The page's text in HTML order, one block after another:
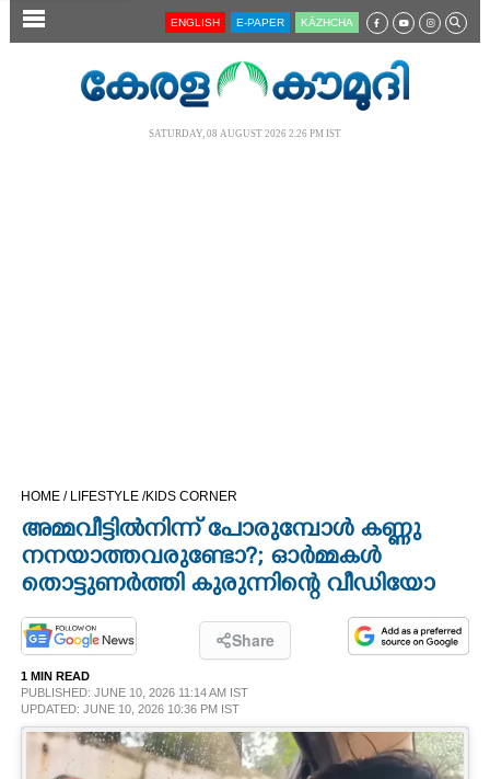
SECTIONS
OPINION
PHOTOS
LIFESTYLE
SPIRITUAL
ENGLISH E-PAPER KĀZHCHA
SATURDAY, 08 AUGUST 2026 2.26 PM IST
HOME / LIFESTYLE /KIDS CORNER
അമ്മവീട്ടിൽനിന്ന് പോരുമ്പോൾ കണ്ണു
നനയാത്തവരുണ്ടോ?; ഓർമ്മകൾ
തൊട്ടുണർത്തി കുരുന്നിന്റെ വീഡിയോ
Share
1 MIN READ
PUBLISHED: JUNE 10, 2026 11:14 AM IST
UPDATED: JUNE 10, 2026 10:36 PM IST